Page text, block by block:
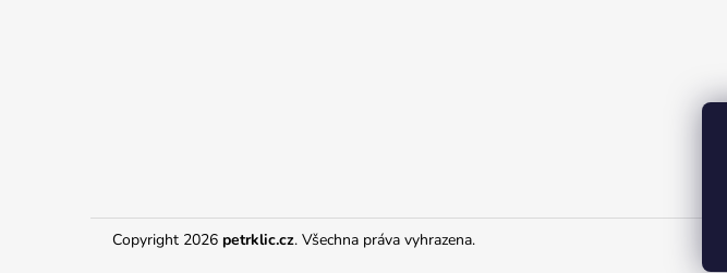
Copyright 2026 petrklic.cz. Všechna práva vyhrazena.